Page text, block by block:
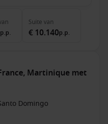
p.p.
Suite van
€ 10.140p.p.
Martinique met
Domingo